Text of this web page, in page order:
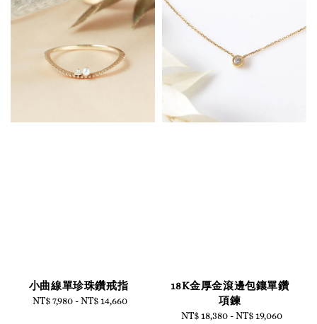
小曲線單珍珠鑽戒指
Regular
NT$ 7,980 -NT$ 14,660
18K金厚金滾邊包鑲單鑽
項鍊
Regular
NT$ 18,380-NT$ 19,060